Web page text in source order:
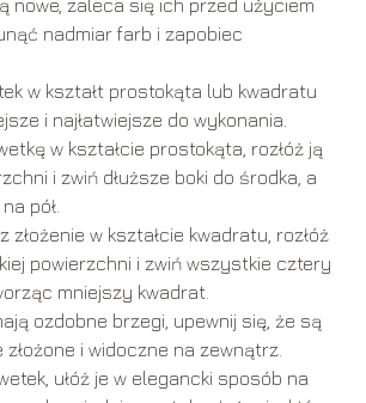
nowe, zaleca się ich przed użyciem
nadmiar farb i zapobiec
w kształt prostokąta lub kwadratu
i najłatwiejsze do wykonania.
w kształcie prostokąta, rozłóż ją
i zwiń dłuższe boki do środka, a
pół.
złożenie w kształcie kwadratu, rozłóż
powierzchni i zwiń wszystkie cztery
mniejszy kwadrat.
ozdobne brzegi, upewnij się, że są
i widoczne na zewnątrz.
ułóż je w elegancki sposób na